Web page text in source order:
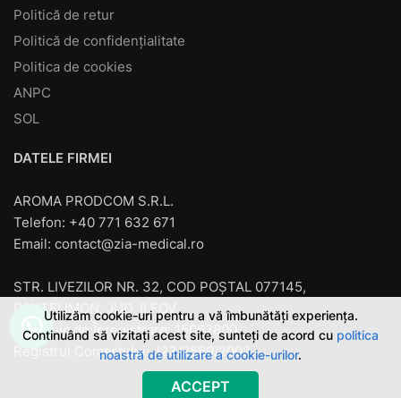
Politică de retur
Politică de confidențialitate
Politica de cookies
ANPC
SOL
DATELE FIRMEI
AROMA PRODCOM S.R.L.
Telefon: +40 771 632 671
Email: contact@zia-medical.ro
STR. LIVEZILOR NR. 32, COD POȘTAL 077145,
PANTELIMON, JUD. ILFOV
Cod unic de Înregistrare: 15062800
Registrul Comerţului: J23/2569/2002
Utilizăm cookie-uri pentru a vă îmbunătăți experiența.
Continuând să vizitați acest site, sunteți de acord cu politica
noastră de utilizare a cookie-urilor.
ACCEPT